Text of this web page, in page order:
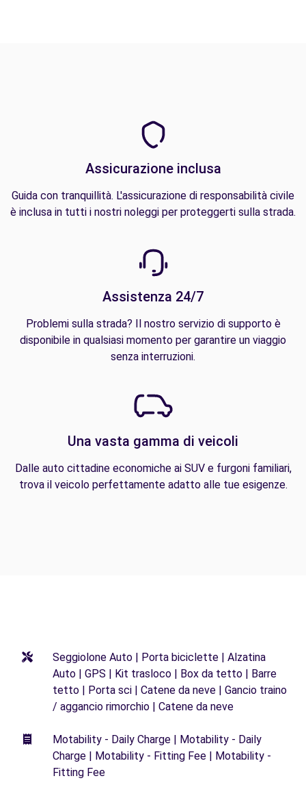
Assicurazione inclusa
Guida con tranquillità. L'assicurazione di responsabilità civile
è inclusa in tutti i nostri noleggi per proteggerti sulla strada.
Assistenza 24/7
Problemi sulla strada? Il nostro servizio di supporto è
disponibile in qualsiasi momento per garantire un viaggio
senza interruzioni.
Una vasta gamma di veicoli
Dalle auto cittadine economiche ai SUV e furgoni familiari,
trova il veicolo perfettamente adatto alle tue esigenze.
Seggiolone Auto | Porta biciclette | Alzatina
Auto | GPS | Kit trasloco | Box da tetto | Barre
tetto | Porta sci | Catene da neve | Gancio traino
/ aggancio rimorchio | Catene da neve
Motability - Daily Charge | Motability - Daily
Charge | Motability - Fitting Fee | Motability -
Fitting Fee